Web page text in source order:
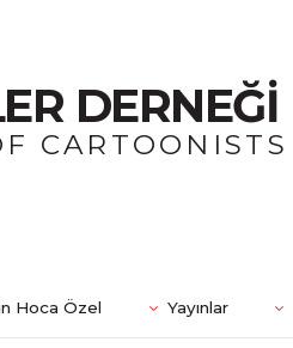
DERNEĞİ
CARTOONISTS
Hoca Özel Yayınlar